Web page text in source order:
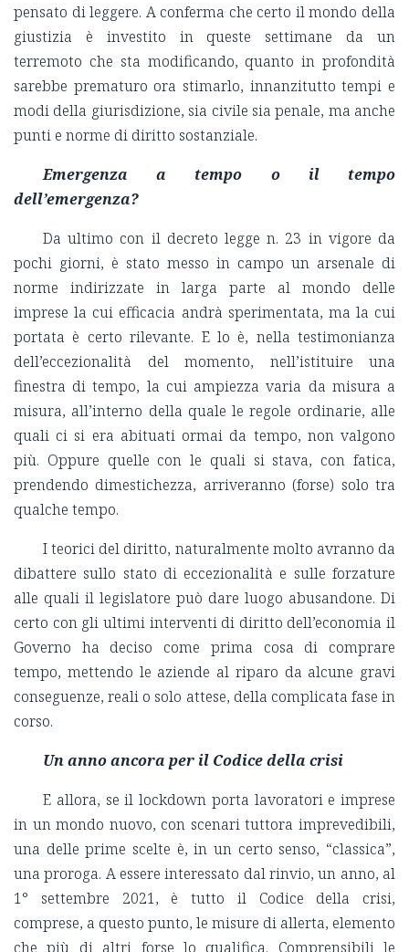
pensato di leggere. A conferma che certo il mondo della
giustizia è investito in queste settimane da un
terremoto che sta modificando, quanto in profondità
sarebbe prematuro ora stimarlo, innanzitutto tempi e
modi della giurisdizione, sia civile sia penale, ma anche
punti e norme di diritto sostanziale.
Emergenza a tempo o il tempo
dell’emergenza?
Da ultimo con il decreto legge n. 23 in vigore da
pochi giorni, è stato messo in campo un arsenale di
norme indirizzate in larga parte al mondo delle
imprese la cui efficacia andrà sperimentata, ma la cui
portata è certo rilevante. E lo è, nella testimonianza
dell’eccezionalità del momento, nell’istituire una
finestra di tempo, la cui ampiezza varia da misura a
misura, all’interno della quale le regole ordinarie, alle
quali ci si era abituati ormai da tempo, non valgono
più. Oppure quelle con le quali si stava, con fatica,
prendendo dimestichezza, arriveranno (forse) solo tra
qualche tempo.
I teorici del diritto, naturalmente molto avranno da
dibattere sullo stato di eccezionalità e sulle forzature
alle quali il legislatore può dare luogo abusandone. Di
certo con gli ultimi interventi di diritto dell’economia il
Governo ha deciso come prima cosa di comprare
tempo, mettendo le aziende al riparo da alcune gravi
conseguenze, reali o solo attese, della complicata fase in
corso.
Un anno ancora per il Codice della crisi
E allora, se il lockdown porta lavoratori e imprese
in un mondo nuovo, con scenari tuttora imprevedibili,
una delle prime scelte è, in un certo senso, “classica”,
una proroga. A essere interessato dal rinvio, un anno, al
1° settembre 2021, è tutto il Codice della crisi,
comprese, a questo punto, le misure di allerta, elemento
che più di altri forse lo qualifica. Comprensibili le